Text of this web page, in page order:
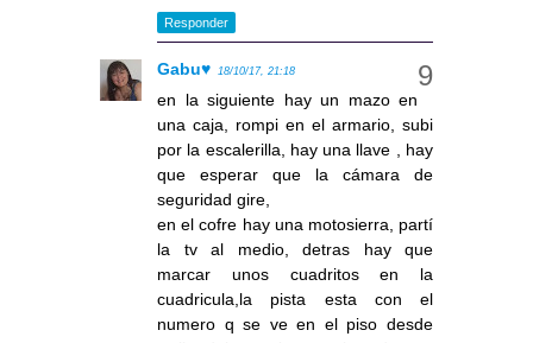
Responder
Gabu♥ 18/10/17, 21:18
en la siguiente hay un mazo en
una caja, rompi en el armario, subi
por la escalerilla, hay una llave , hay
que esperar que la cámara de
seguridad gire,
en el cofre hay una motosierra, partí
la tv al medio, detras hay que
marcar unos cuadritos en la
cuadricula,la pista esta con el
numero q se ve en el piso desde